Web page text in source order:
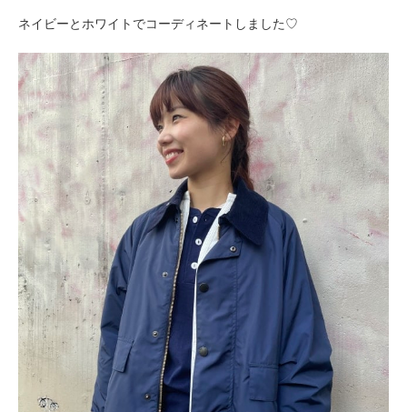
ネイビーとホワイトでコーディネートしました♡